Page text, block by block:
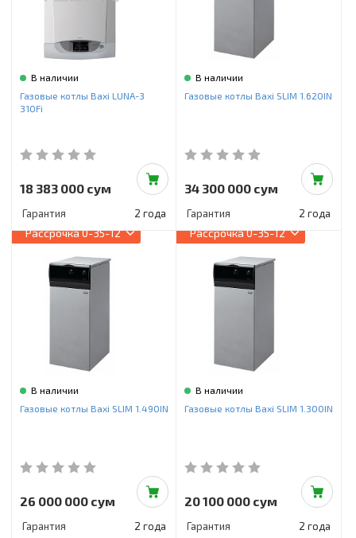
В наличии
Газовые котлы Baxi LUNA-3
310Fi
18 383 000 сум
Гарантия 2 года
В наличии
Газовые котлы Baxi SLIM 1.620IN
34 300 000 сум
Гарантия 2 года
Рассрочка0-35-12
В наличии
Газовые котлы Baxi SLIM 1.490IN
26 000 000 сум
Гарантия 2 года
Рассрочка0-35-12
В наличии
Газовые котлы Baxi SLIM 1.300IN
20 100 000 сум
Гарантия 2 года